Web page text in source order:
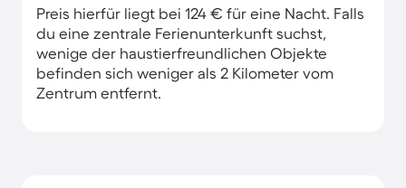
Preis hierfür liegt bei 124 € für eine Nacht. Falls
du eine zentrale Ferienunterkunft suchst,
wenige der haustierfreundlichen Objekte
befinden sich weniger als 2 Kilometer vom
Zentrum entfernt.